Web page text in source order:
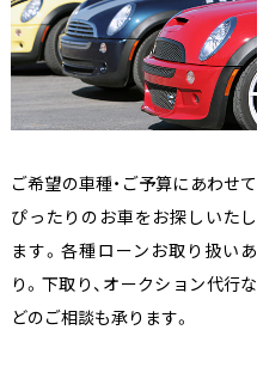
ご希望の車種・ご予算にあわせて
ぴったりのお車をお探しいたし
ます。各種ローンお取り扱いあ
り。下取り、オークション代行な
どのご相談も承ります。